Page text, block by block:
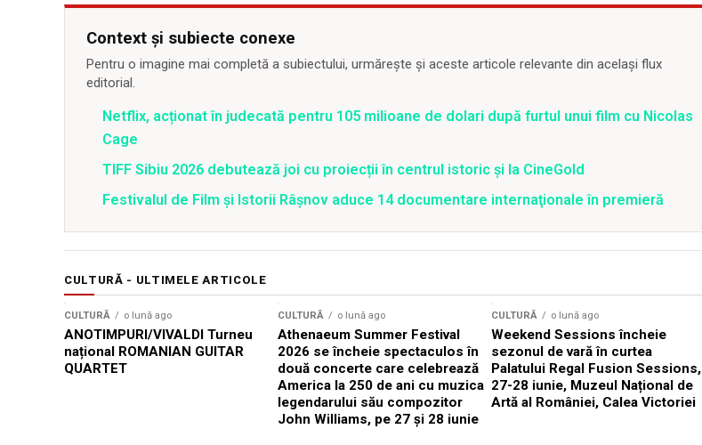
Context și subiecte conexe
Pentru o imagine mai completă a subiectului, urmărește și aceste articole relevante din același flux
editorial.
Netflix, acționat în judecată pentru 105 milioane de dolari după furtul unui film cu Nicolas
Cage
TIFF Sibiu 2026 debutează joi cu proiecții în centrul istoric și la CineGold
Festivalul de Film şi Istorii Râşnov aduce 14 documentare internaţionale în premieră
CULTURĂ - ULTIMELE ARTICOLE
CULTURĂ o lună ago
ANOTIMPURI/VIVALDI Turneu
național ROMANIAN GUITAR
QUARTET
CULTURĂ o lună ago
Athenaeum Summer Festival
2026 se încheie spectaculos în
două concerte care celebrează
America la 250 de ani cu muzica
legendarului său compozitor
John Williams, pe 27 și 28 iunie
CULTURĂ o lună ago
Weekend Sessions încheie
sezonul de vară în curtea
Palatului Regal Fusion Sessions,
27-28 iunie, Muzeul Național de
Artă al României, Calea Victoriei